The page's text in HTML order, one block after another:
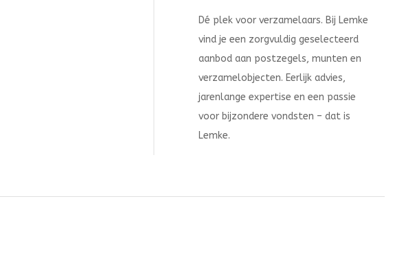
Dé plek voor verzamelaars. Bij Lemke
vind je een zorgvuldig geselecteerd
aanbod aan postzegels, munten en
verzamelobjecten. Eerlijk advies,
jarenlange expertise en een passie
voor bijzondere vondsten – dat is
Lemke.